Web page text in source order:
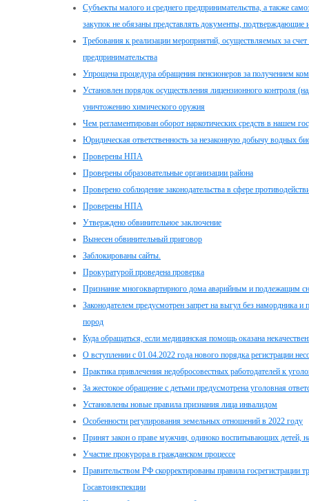
Субъекты малого и среднего предпринимательства, а также
закупок не обязаны представлять документы, подтверждающие
Требования к реализации мероприятий, осуществляемых за
предпринимательства
Упрощена процедура обращения пенсионеров за получением
Установлен порядок осуществления лицензионного контроля
уничтожению химического оружия
Чем регламентирован оборот наркотических средств в нашем
Юридическая ответственность за незаконную добычу водных
Проверены НПА
Проверены образовательные организации района
Проверено соблюдение законодательства в сфере
Проверены НПА
Утверждено обвинительное заключение
Вынесен обвинительный приговор
Заблокированы сайты.
Прокуратурой проведена проверка
Признание многоквартирного дома аварийным и подлежащим
Законодателем предусмотрен запрет на выгул без намордника и
пород
Куда обращаться, если медицинская помощь оказана
О вступлении с 01.04.2022 года нового порядка регистрации
Практика привлечения недобросовестных работодателей к
За жестокое обращение с детьми предусмотрена уголовная
Установлены новые правила признания лица инвалидом
Особенности регулирования земельных отношений в 2022 году
Принят закон о праве мужчин, одиноко воспитывающих детей,
Участие прокурора в гражданском процессе
Правительством РФ скорректированы правила госрегистрации
Госавтоинспекции